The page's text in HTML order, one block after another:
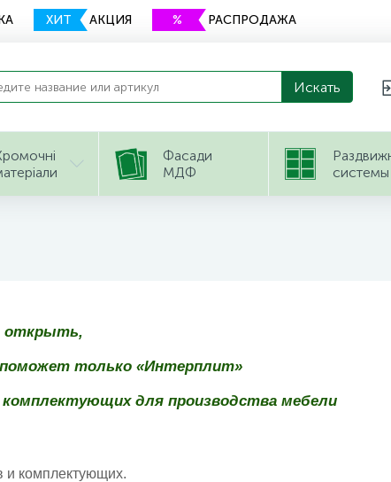
ХИТ АКЦИЯ % РАСПРОДАЖА
Фасади
МДФ
системы
открыть,
только «Интерплит»
для производства мебели
и комплектующих.